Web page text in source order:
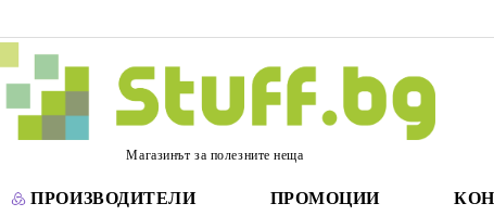
Магазинът за полезните неща
ПРОИЗВОДИТЕЛИ ПРОМОЦИИ